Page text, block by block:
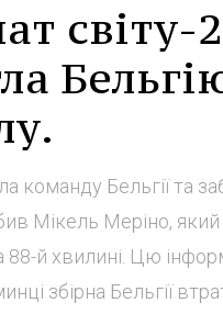
світу-
команду Бельгії та
Мікель Меріно,
88-й хвилині. Цю
збірна Бельгії